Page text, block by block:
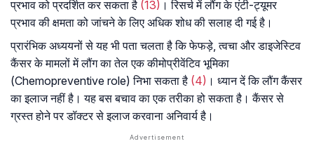
प्रभाव को प्रदर्शित कर सकता है (13) । रिसर्च में लौंग के एंटी-ट्यूमर
प्रभाव की क्षमता को जांचने के लिए अधिक शोध की सलाह दी गई है।
प्रारंभिक अध्ययनों से यह भी पता चलता है कि फेफड़े, त्वचा और डाइजेस्टिव
कैंसर के मामलों में लौंग का तेल एक कीमोप्रीवेंटिव भूमिका
(Chemopreventive role) निभा सकता है (4) । ध्यान दें कि लौंग कैंसर
का इलाज नहीं है। यह बस बचाव का एक तरीका हो सकता है। कैंसर से
ग्रस्त होने पर डॉक्टर से इलाज करवाना अनिवार्य है।